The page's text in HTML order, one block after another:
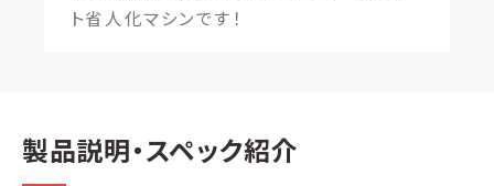
ト省人化マシンです！
製品説明・スペック紹介